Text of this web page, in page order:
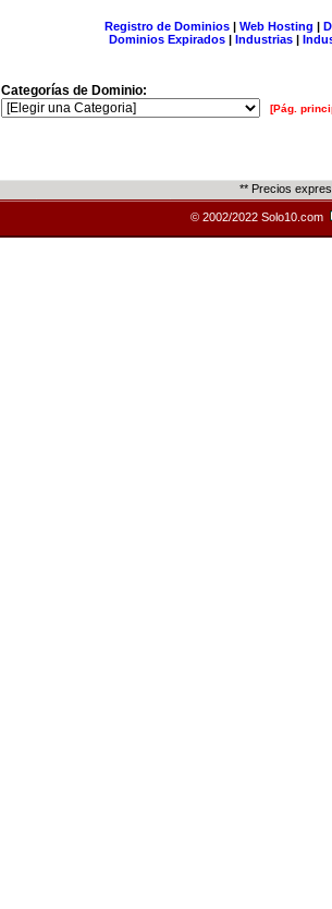
Registro de Dominios| Web Hosting |
Dominios Expirados | Industrias |
Categorías de Dominio:
[Pág.
** Precios
© 2002/2022 Solo10.com